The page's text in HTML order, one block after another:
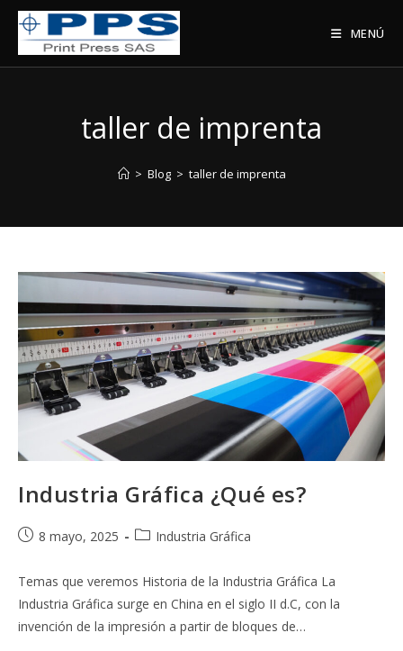
Saltar
contenido
MENÚ
taller de imprenta
> Blog > taller de imprenta
Industria Gráfica ¿Qué es?
Publicación
la
entrada:
8 mayo, 2025
Categoría
la
entrada:
Industria Gráfica
Temas que veremos Historia de la Industria Gráfica La
Industria Gráfica surge en China en el siglo II d.C, con la
invención de la impresión a partir de bloques de…